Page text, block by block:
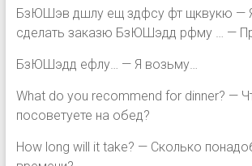
БзЮШэв дшлу ещ здфсу фт щквукю —
сделать заказю БзЮШэдд рфму … —
БзЮШэдд ефлу… — Я возьму…
What do you recommend for dinner? —
посоветуете на обед?
How long will it take? — Сколько